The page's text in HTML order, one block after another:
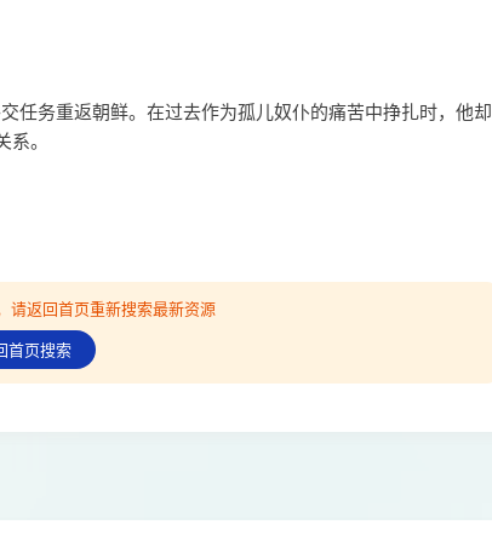
任务重返朝鲜。在过去作为孤儿奴仆的痛苦中挣扎时，他却
。
返回首页重新搜索最新资源
首页搜索